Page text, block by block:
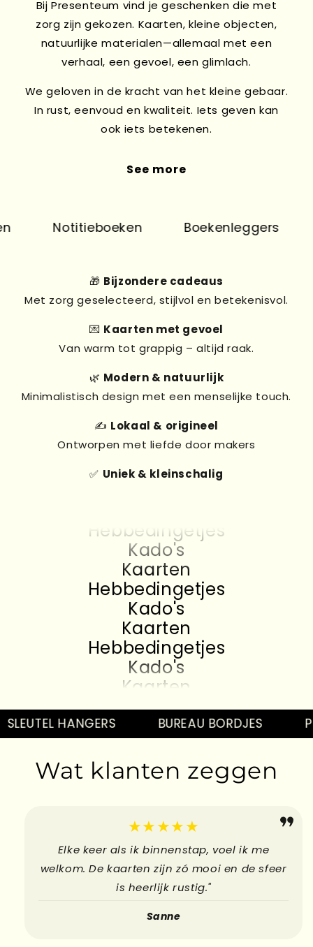
Bij Presenteum vind je geschenken die met
zorg zijn gekozen. Kaarten, kleine objecten,
natuurlijke materialen—allemaal met een
verhaal, een gevoel, een glimlach.
We geloven in de kracht van het kleine gebaar.
In rust, eenvoud en kwaliteit. Iets geven kan
ook iets betekenen.
See more
Notitieboeken Boekenleggers
🎁 Bijzondere cadeaus
Met zorg geselecteerd, stijlvol en betekenisvol.
💌 Kaarten met gevoel
Van warm tot grappig – altijd raak.
🌿 Modern & natuurlijk
Minimalistisch design met een menselijke touch.
✍️ Lokaal & origineel
Ontworpen met liefde door makers
✅ Uniek & kleinschalig
Hebbedingetjes
Kado's
Kaarten
Hebbedingetjes
Kado's
Kaarten
Hebbedingetjes
Kado's
Kaarten
Kado's
Kaarten
Hebbedingetjes
Kado's
Hebbedingetjes
SLEUTEL HANGERS BUREAU BORDJES
Wat klanten zeggen
★★★★★
Elke keer als ik binnenstap, voel ik me
welkom. De kaarten zijn zó mooi en de sfeer
is heerlijk rustig."
Sanne